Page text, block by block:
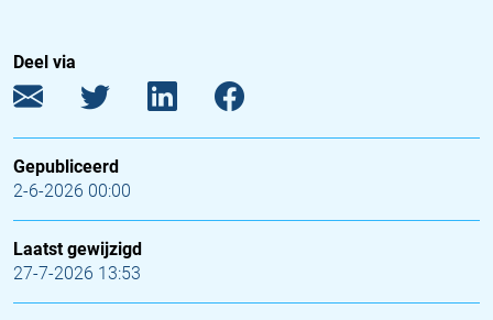
Deel via
Gepubliceerd
2-6-2026 00:00
Laatst gewijzigd
27-7-2026 13:53